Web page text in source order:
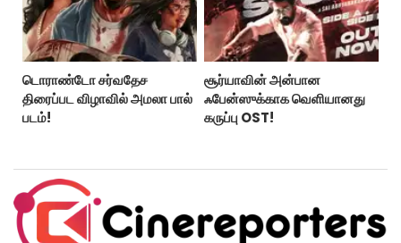
டொராண்டோ சர்வதேச
திரைப்பட விழாவில் அமலா பால்
படம்!
சூர்யாவின் அன்பான
ஃபேன்ஸுக்காக வெளியானது
கருப்பு OST!